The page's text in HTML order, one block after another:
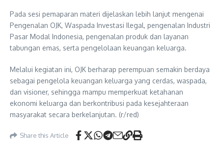
Pada sesi pemaparan materi dijelaskan lebih lanjut mengenai
Pengenalan OJK, Waspada Investasi Ilegal, pengenalan Industri
Pasar Modal Indonesia, pengenalan produk dan layanan
tabungan emas, serta pengelolaan keuangan keluarga.
Melalui kegiatan ini, OJK berharap perempuan semakin berdaya
sebagai pengelola keuangan keluarga yang cerdas, waspada,
dan visioner, sehingga mampu memperkuat ketahanan
ekonomi keluarga dan berkontribusi pada kesejahteraan
masyarakat secara berkelanjutan. (r/red)
Share this Article